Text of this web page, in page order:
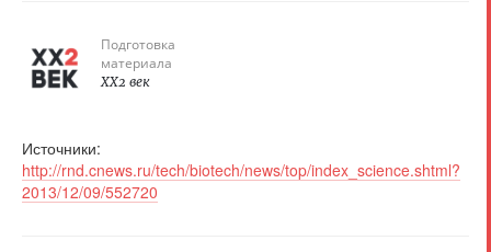
Подготовка
материала
XX2 век
Источники:
http://rnd.cnews.ru/tech/biotech/news/top/index_science.shtml?
2013/12/09/552720